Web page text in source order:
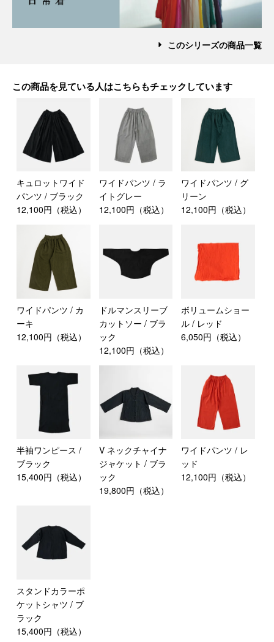
このシリーズの商品一覧
この商品を見ている人はこちらもチェックしています
キュロットワイド
パンツ / ブラック
12,100円（税込）
ワイドパンツ / ラ
イトグレー
12,100円（税込）
ワイドパンツ / グ
リーン
12,100円（税込）
ワイドパンツ / カ
ーキ
12,100円（税込）
ドルマンスリーブ
カットソー / ブラ
ック
12,100円（税込）
ボリュームショー
ル / レッド
6,050円（税込）
半袖ワンピース /
ブラック
15,400円（税込）
V ネックチャイナ
ジャケット / ブラ
ック
19,800円（税込）
ワイドパンツ / レ
ッド
12,100円（税込）
スタンドカラーポ
ケットシャツ / ブ
ラック
15,400円（税込）